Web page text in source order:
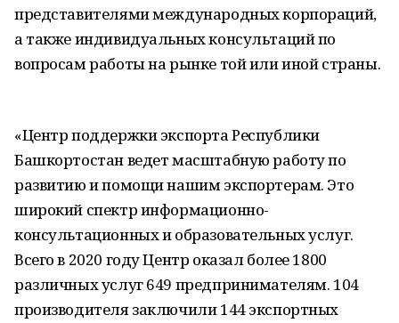
представителями международных корпораций,
а также индивидуальных консультаций по
вопросам работы на рынке той или иной страны.
«Центр поддержки экспорта Республики
Башкортостан ведет масштабную работу по
развитию и помощи нашим экспортерам. Это
широкий спектр информационно-
консультационных и образовательных услуг.
Всего в 2020 году Центр оказал более 1800
различных услуг 649 предпринимателям. 104
производителя заключили 144 экспортных